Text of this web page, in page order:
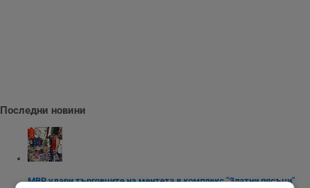
Последни новини
МВР удари търговците на ментета в комплекс "Златни пясъци"